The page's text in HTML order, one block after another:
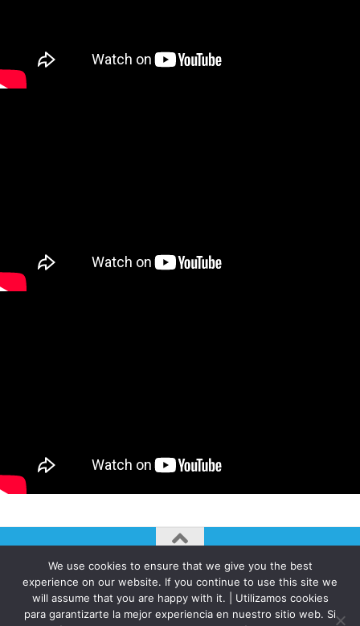
AUTOGIRO/el giro del arte actual © JAVIER MARTINEZ 2026. All
Rights Reserved.
Funciona con - Diseñado con elTema Hueman
We use cookies to ensure that we give you the best
experience on our website. If you continue to use this site we
will assume that you are happy with it. | Utilizamos cookies
para garantizarte la mejor experiencia en nuestro sitio web. Si